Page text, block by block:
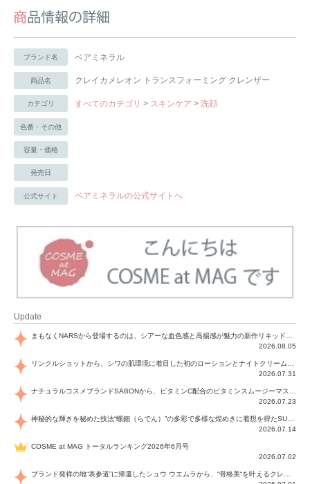
ブランド名 ベアミネラル
商品名 クレイカメレオン トランスフォーミング クレンザー
カテゴリ すべてのカテゴリ > スキンケア > 洗顔
色番・その他
容量・価格
発売日
公式サイト ベアミネラルの公式サイトへ
Update
2026.08.05
2026.07.31
2026.07.23
2026.07.14
COSME at MAG トータルランキング2026年6月号
2026.07.02